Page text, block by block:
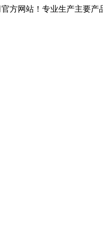
方网站！专业生产主要